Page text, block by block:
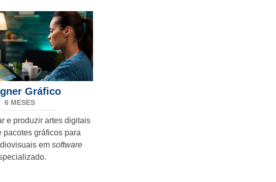
Gráfico
6 MESES
e produzir artes digitais
pacotes gráficos para
em software